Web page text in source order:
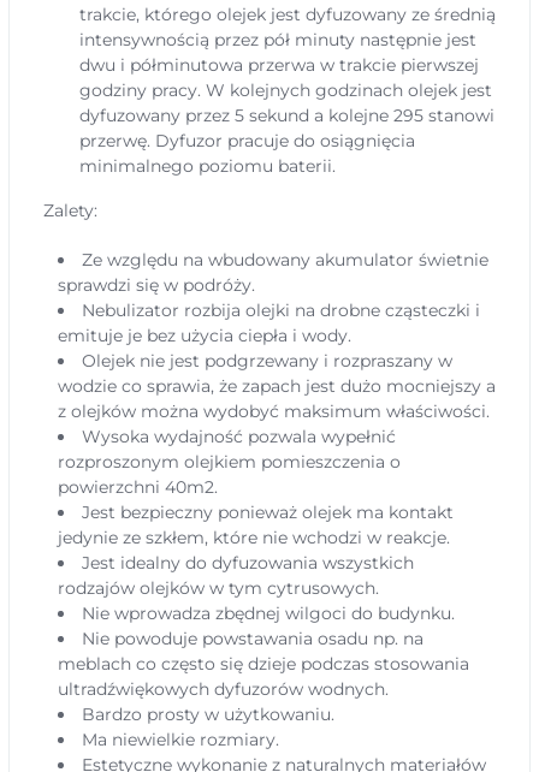
trakcie, którego olejek jest dyfuzowany ze średnią
intensywnością przez pół minuty następnie jest
dwu i półminutowa przerwa w trakcie pierwszej
godziny pracy. W kolejnych godzinach olejek jest
dyfuzowany przez 5 sekund a kolejne 295 stanowi
przerwę. Dyfuzor pracuje do osiągnięcia
minimalnego poziomu baterii.
Zalety:
Ze względu na wbudowany akumulator świetnie
sprawdzi się w podróży.
Nebulizator rozbija olejki na drobne cząsteczki i
emituje je bez użycia ciepła i wody.
Olejek nie jest podgrzewany i rozpraszany w
wodzie co sprawia, że zapach jest dużo mocniejszy a
z olejków można wydobyć maksimum właściwości.
Wysoka wydajność pozwala wypełnić
rozproszonym olejkiem pomieszczenia o
powierzchni 40m2.
Jest bezpieczny ponieważ olejek ma kontakt
jedynie ze szkłem, które nie wchodzi w reakcje.
Jest idealny do dyfuzowania wszystkich
rodzajów olejków w tym cytrusowych.
Nie wprowadza zbędnej wilgoci do budynku.
Nie powoduje powstawania osadu np. na
meblach co często się dzieje podczas stosowania
ultradźwiękowych dyfuzorów wodnych.
Bardzo prosty w użytkowaniu.
Ma niewielkie rozmiary.
Estetyczne wykonanie z naturalnych materiałów